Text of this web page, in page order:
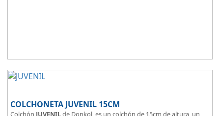
COLCHONETA JUVENIL 15CM